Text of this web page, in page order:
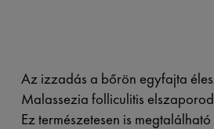
Az izzadás a bőrön egyfajta
Malassezia folliculitis
Ez természetesen is